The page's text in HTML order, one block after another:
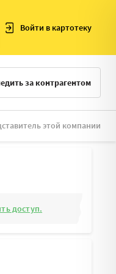
Войти в картотеку
за контрагентом
этой компании
доступ.